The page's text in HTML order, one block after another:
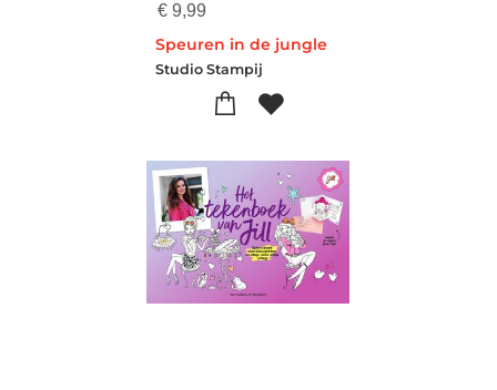
€ 9,99
Speuren in de jungle
Studio Stampij